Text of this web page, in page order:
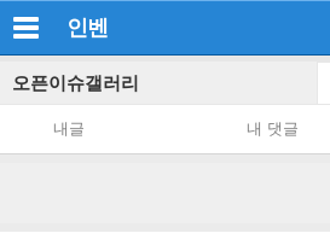
인벤
오픈이슈갤러리
내글 내 댓글